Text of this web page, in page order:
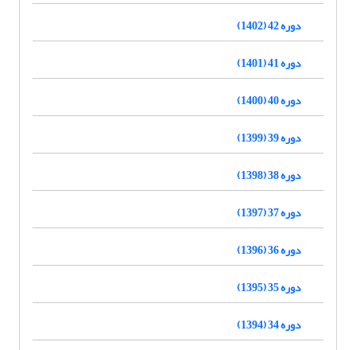
دوره 42 (1402)
دوره 41 (1401)
دوره 40 (1400)
دوره 39 (1399)
دوره 38 (1398)
دوره 37 (1397)
دوره 36 (1396)
دوره 35 (1395)
دوره 34 (1394)